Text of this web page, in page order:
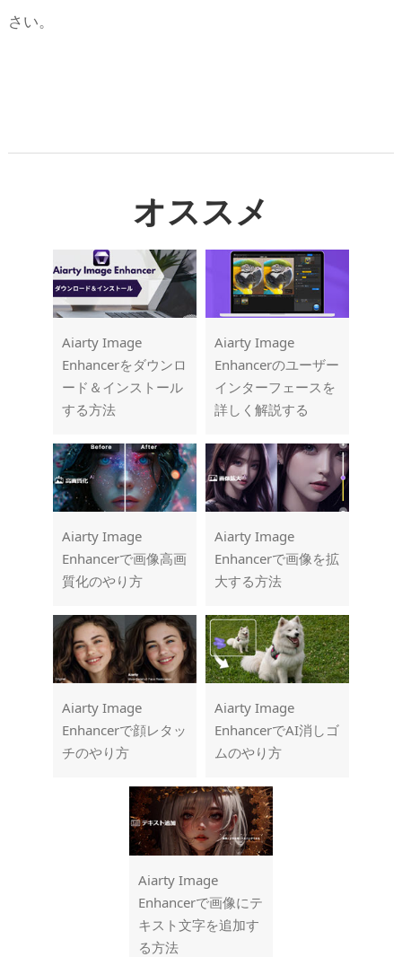
さい。
オススメ
Aiarty Image
Enhancerをダウンロ
ード＆インストール
する方法
Aiarty Image
Enhancerのユーザー
インターフェースを
詳しく解説する
Aiarty Image
Enhancerで画像高画
質化のやり方
Aiarty Image
Enhancerで画像を拡
大する方法
Aiarty Image
Enhancerで顔レタッ
チのやり方
Aiarty Image
EnhancerでAI消しゴ
ムのやり方
Aiarty Image
Enhancerで画像にテ
キスト文字を追加す
る方法